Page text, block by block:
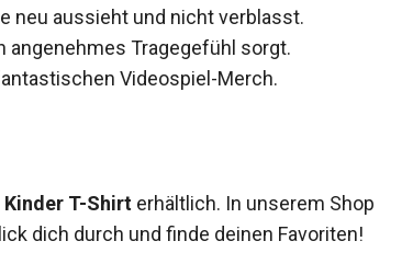
neu aussieht und nicht verblasst.
angenehmes Tragegefühl sorgt.
Videospiel-Merch.
Kinder T-Shirt erhältlich. In unserem Shop
dich durch und finde deinen Favoriten!